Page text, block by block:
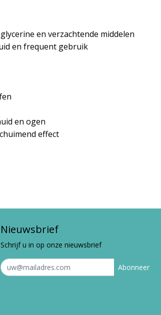
en verzachtende middelen
en frequent gebruik
en ogen
effect
Nieuwsbrief
Schrijf u in op onze nieuwsbrief
Abonneer